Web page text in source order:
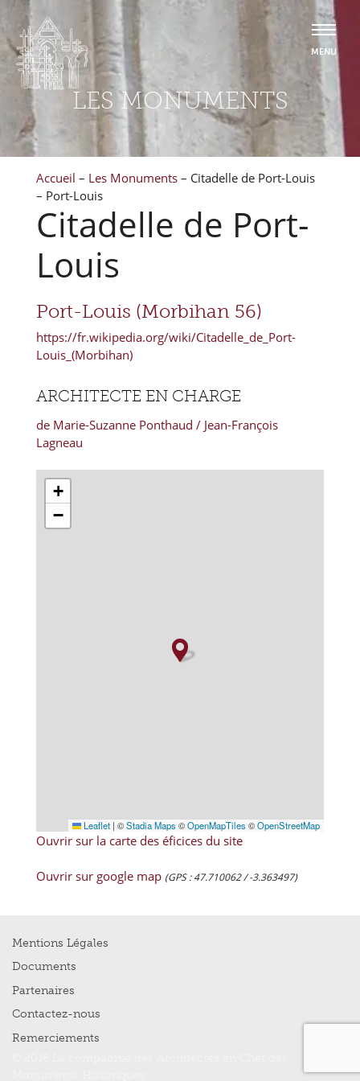
LES MONUMENTS
Accueil – Les Monuments – Citadelle de Port-Louis
– Port-Louis
Citadelle de Port-
Louis
Port-Louis (Morbihan 56)
https://fr.wikipedia.org/wiki/Citadelle_de_Port-
Louis_(Morbihan)
ARCHITECTE EN CHARGE
de Marie-Suzanne Ponthaud / Jean-François
Lagneau
+
−
Leaflet | ©Stadia Maps ©OpenMapTiles ©OpenStreetMap
Ouvrir sur la carte des éficices du site
Ouvrir sur google map (GPS : 47.710062 / -3.363497)
Mentions Légales
Documents
Partenaires
Contactez-nous
Remerciements